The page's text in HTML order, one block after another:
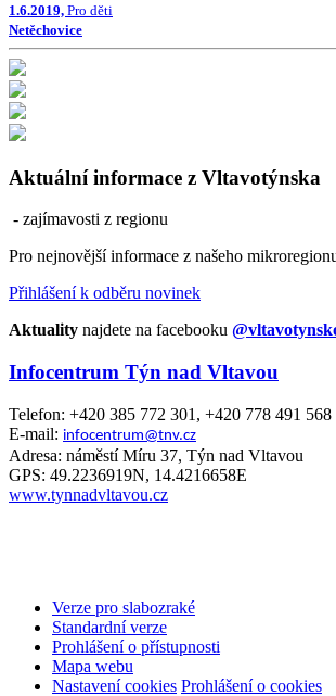
1.6.2019, Pro děti
Netěchovice
Aktuální informace z Vltavotýnska
- zajímavosti z regionu
Pro nejnovější informace z našeho
Přihlášení k odběru novinek
Aktuality najdete na facebooku
Infocentrum Týn nad Vltavou
Telefon: +420 385 772 301, +420 778 491 568
E-mail: infocentrum@tnv.cz
Adresa: náměstí Míru 37, Týn nad Vltavou
GPS: 49.2236919N, 14.4216658E
www.tynnadvltavou.cz
Verze pro slabozraké
Standardní verze
Prohlášení o přístupnosti
Mapa webu
Nastavení cookies Prohlášení o cookies